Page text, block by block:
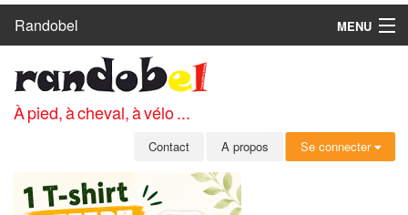
Randobel
MENU
CIRCUITS
CLUBS
MEMBRES
À pied, à cheval, à vélo ...
Contact A propos Se connecter